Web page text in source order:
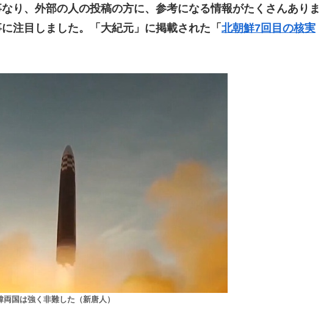
り、外部の人の投稿の方に、参考になる情報がたくさんありま
注目しました。「大紀元」に掲載された「 北朝鮮7回目の核実
国は強く非難した（新唐人）